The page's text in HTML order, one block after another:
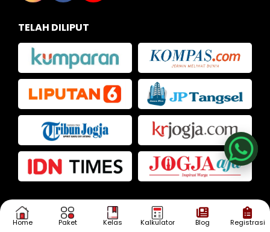
Home Paket Kelas Kalkulator Blog Registrasi
Nia
Kak Iva
Kak Dias
TELAH DILIPUT
KONSULTASI SEKARANG!